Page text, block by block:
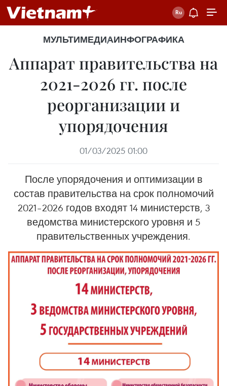
МУЛЬТИМЕДИАИНФОГРАФИКА
Аппарат правительства на
2021-2026 гг. после
реорганизации и
упорядочения
01/03/2025 01:00
После упорядочения и оптимизации в
состав правительства на срок полномочий
2021–2026 годов входят 14 министерств, 3
ведомства министерского уровня и 5
правительственных учреждения.